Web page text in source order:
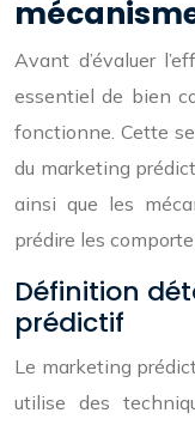
Avant d’évaluer
essentiel de bien
fonctionne. Cette
du marketing
ainsi que les
prédire les
Définition
prédictif
Le marketing
utilise des